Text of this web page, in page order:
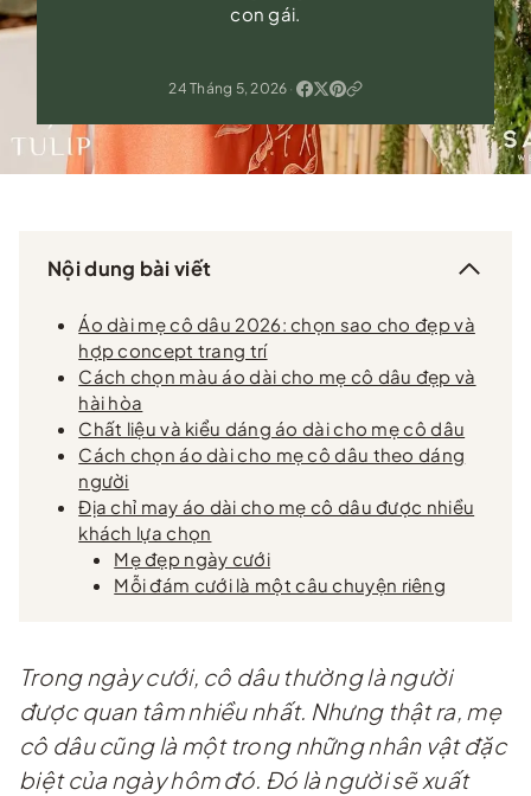
con gái.
24 Tháng 5, 2026 ·
Nội dung bài viết
Áo dài mẹ cô dâu 2026: chọn sao cho đẹp và
hợp concept trang trí
Cách chọn màu áo dài cho mẹ cô dâu đẹp và
hài hòa
Chất liệu và kiểu dáng áo dài cho mẹ cô dâu
Cách chọn áo dài cho mẹ cô dâu theo dáng
người
Địa chỉ may áo dài cho mẹ cô dâu được nhiều
khách lựa chọn
Mẹ đẹp ngày cưới
Mỗi đám cưới là một câu chuyện riêng
Trong ngày cưới, cô dâu thường là người
được quan tâm nhiều nhất. Nhưng thật ra, mẹ
cô dâu cũng là một trong những nhân vật đặc
biệt của ngày hôm đó. Đó là người sẽ xuất